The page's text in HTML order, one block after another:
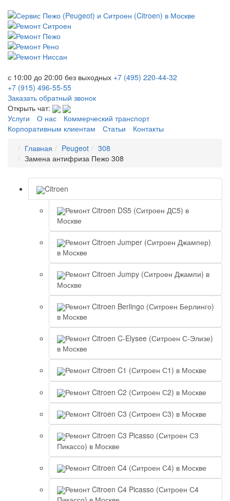
с 10:00 до 20:00 без выходных +7 (495) 220-44-32
+7 (915) 496-55-55
Заказать обратный звонок
Открыть чат:
Услуги
О нас
Коммерческий транспорт
Корпоративным клиентам
Статьи
Контакты
Главная
Peugeot
308
Замена антифриза Пежо 308
Citroen
Ремонт Citroen DS5 (Ситроен ДС5) в
Москве
Ремонт Citroen Jumper (Ситроен Джампер)
в Москве
Ремонт Citroen Jumpy (Ситроен Джампи) в
Москве
Ремонт Citroen Berlingo (Ситроен Берлинго)
в Москве
Ремонт Citroen C-Elysee (Ситроен С-Элизе)
в Москве
Ремонт Citroen C1 (Ситроен С1) в Москве
Ремонт Citroen C2 (Ситроен С2) в Москве
Ремонт Citroen C3 (Ситроен С3) в Москве
Ремонт Citroen C3 Picasso (Ситроен С3
Пикассо) в Москве
Ремонт Citroen C4 (Ситроен С4) в Москве
Ремонт Citroen C4 Picasso (Ситроен С4